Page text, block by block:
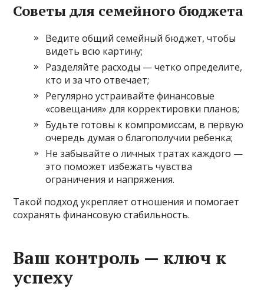
Советы для семейного бюджета
Ведите общий семейный бюджет, чтобы
видеть всю картину;
Разделяйте расходы — четко определите,
кто и за что отвечает;
Регулярно устраивайте финансовые
«совещания» для корректировки планов;
Будьте готовы к компромиссам, в первую
очередь думая о благополучии ребенка;
Не забывайте о личных тратах каждого —
это поможет избежать чувства
ограничения и напряжения.
Такой подход укрепляет отношения и помогает
сохранять финансовую стабильность.
Ваш контроль — ключ к
успеху